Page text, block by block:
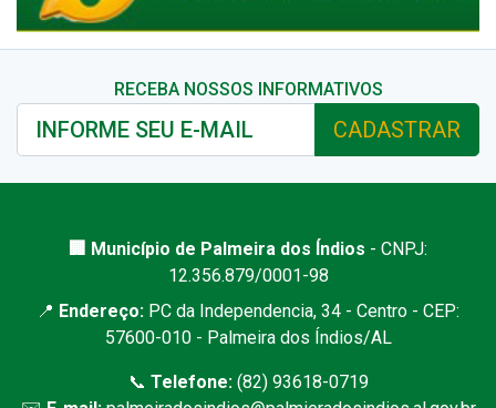
RECEBA NOSSOS INFORMATIVOS
CADASTRAR
🏢 Município de Palmeira dos Índios - CNPJ:
12.356.879/0001-98
📍 Endereço: PC da Independencia, 34 - Centro - CEP:
57600-010 - Palmeira dos Índios/AL
📞 Telefone:(82) 93618-0719